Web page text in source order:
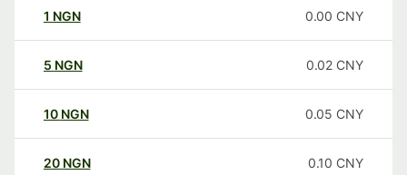
1 NGN 0.00 CNY
5 NGN 0.02 CNY
10 NGN 0.05 CNY
20 NGN 0.10 CNY